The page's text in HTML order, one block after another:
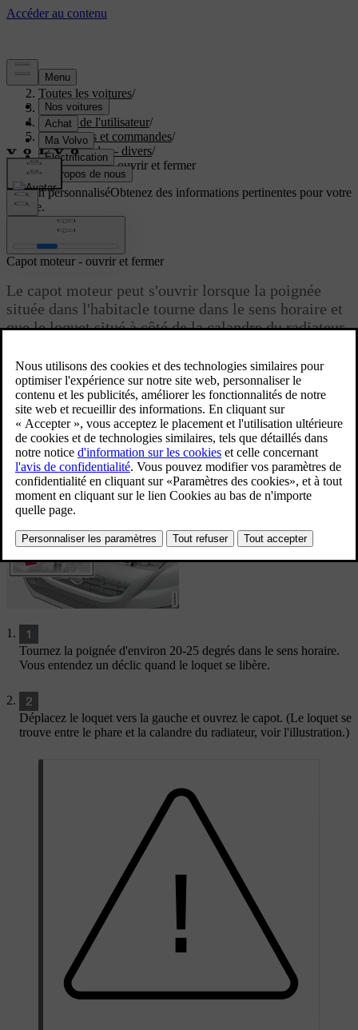
Aide/
Toutes les voitures/
V40 2019/
Manuel de l'utilisateur/
Instruments et commandes/
Commandes - divers/
Capot moteur - ouvrir et fermer
Soutien personnaliséObtenez des informations pertinentes pour votre
voiture.
Connexion
Mis à jour 08/06/2023
Capot moteur - ouvrir et fermer
Le capot moteur peut s'ouvrir lorsque la poignée
située dans l'habitacle tourne dans le sens horaire et
que le loquet situé à côté de la calandre du radiateur
La poignée d'ouverture du capot est toujours du côté
gauche.
Tournez la poignée d'environ 20-25 degrés dans le sens horaire.
Vous entendez un déclic quand le loquet se libère.
Déplacez le loquet vers la gauche et ouvrez le capot. (Le loquet se
trouve entre le phare et la calandre du radiateur, voir l'illustration.)